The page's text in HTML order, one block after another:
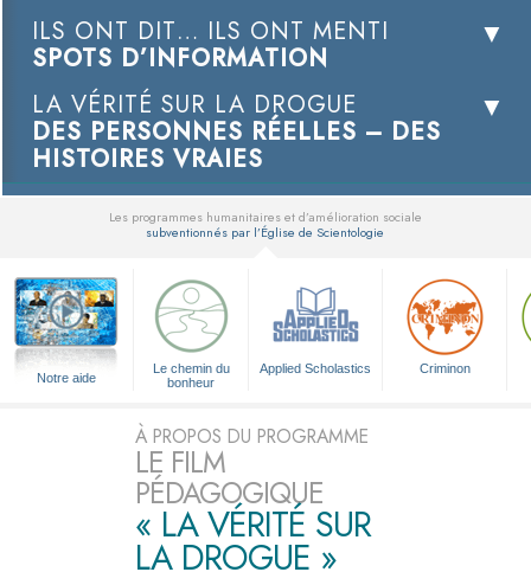
ILS ONT DIT… ILS ONT MENTI
SPOTS D’INFORMATION
LA VÉRITÉ SUR LA DROGUE
DES PERSONNES RÉELLES – DES
HISTOIRES VRAIES
Les programmes humanitaires et d’amélioration sociale
subventionnés par l’Église de Scientologie
Notre aide
Le chemin du
bonheur
Applied Scholastics Criminon
À PROPOS DU PROGRAMME
LE FILM
PÉDAGOGIQUE
« LA VÉRITÉ SUR
LA DROGUE »